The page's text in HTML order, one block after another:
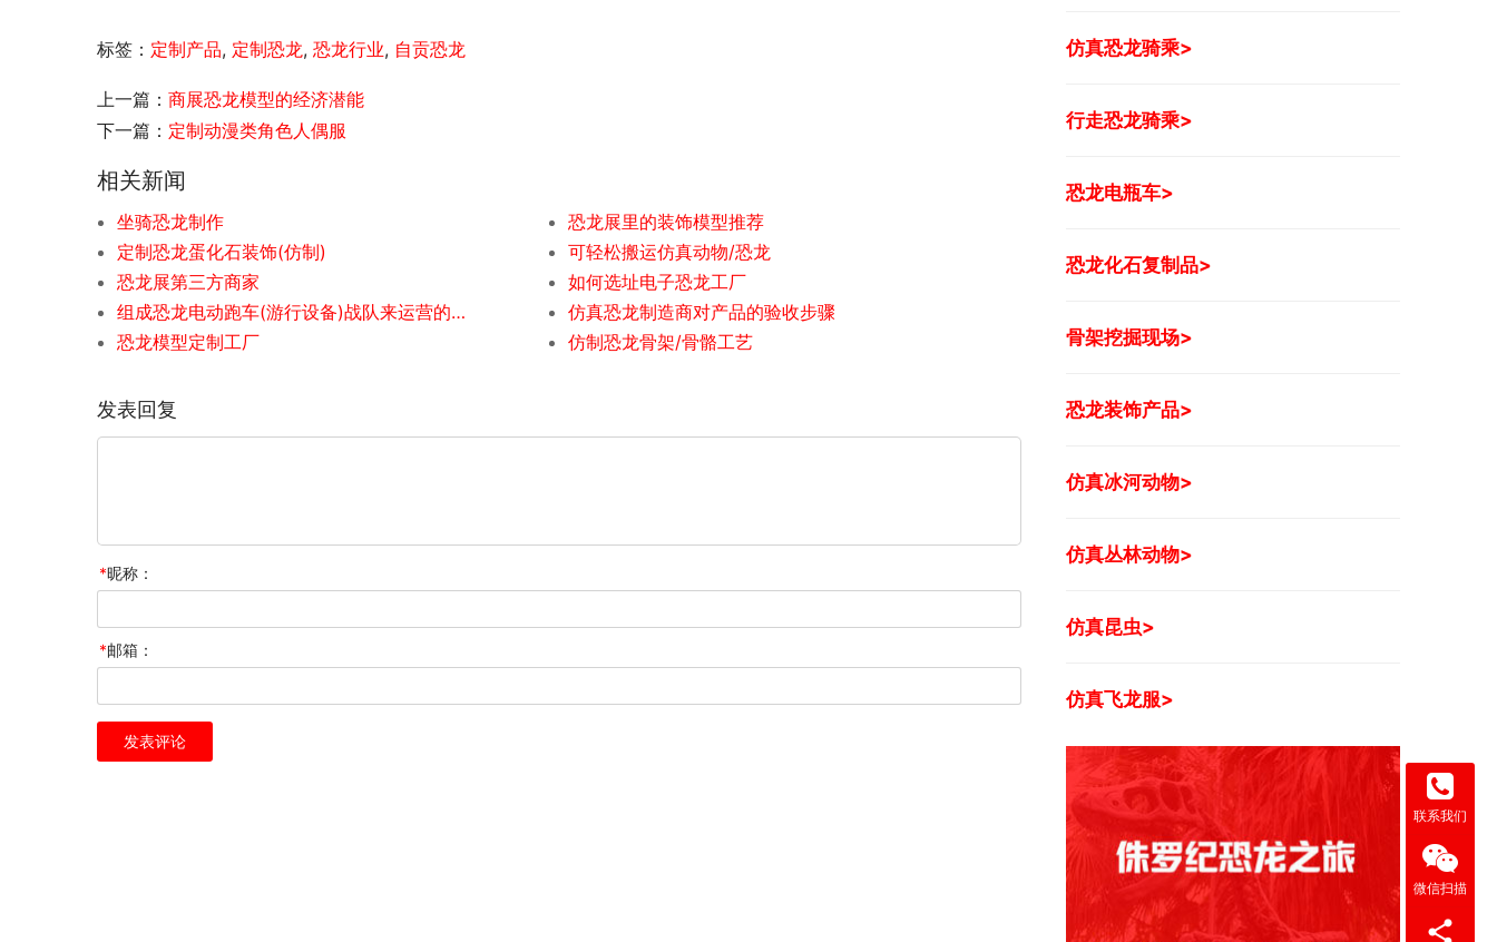
标签： 定制产品, 定制恐龙, 恐龙行业, 自贡恐龙
上一篇： 商展恐龙模型的经济潜能
下一篇： 定制动漫类角色人偶服
相关新闻
坐骑恐龙制作
恐龙展里的装饰模型推荐
定制恐龙蛋化石装饰(仿制)
可轻松搬运仿真动物/恐龙
恐龙展第三方商家
如何选址电子恐龙工厂
组成恐龙电动跑车(游行设备)战队来运营的好处有什么
仿真恐龙制造商对产品的验收步骤
恐龙模型定制工厂
仿制恐龙骨架/骨骼工艺
发表回复
*昵称：
*邮箱：
仿真恐龙骑乘>
行走恐龙骑乘>
恐龙电瓶车>
恐龙化石复制品>
骨架挖掘现场>
恐龙装饰产品>
仿真冰河动物>
仿真丛林动物>
仿真昆虫>
仿真飞龙服>
联系我们
微信扫描